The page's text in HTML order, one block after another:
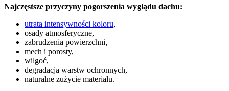
Najczęstsze przyczyny pogorszenia wyglądu dachu:
utrata intensywności koloru,
osady atmosferyczne,
zabrudzenia powierzchni,
mech i porosty,
wilgoć,
degradacja warstw ochronnych,
naturalne zużycie materiału.